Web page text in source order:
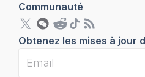
Communauté
Obtenez les mises à jour